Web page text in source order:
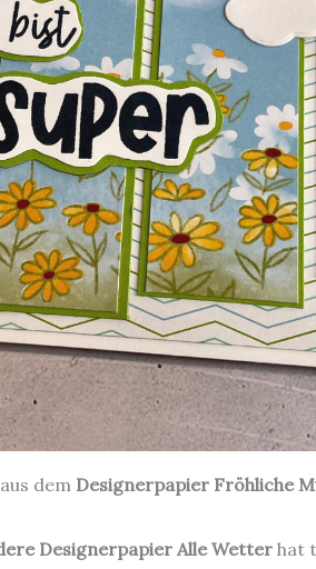
dem Designerpapier Fröhliche
Designerpapier Alle Wetter hat